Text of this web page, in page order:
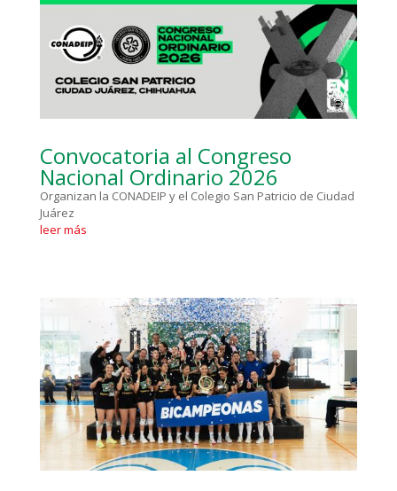
Convocatoria al Congreso
Nacional Ordinario 2026
Organizan la CONADEIP y el Colegio San Patricio de Ciudad
Juárez
leer más